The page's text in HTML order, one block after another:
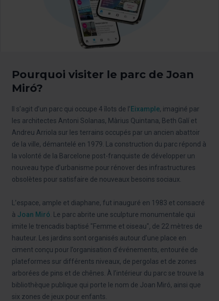
Pourquoi visiter le parc de Joan
Miró?
Il s’agit d’un parc qui occupe 4 îlots de l’ Eixample, imaginé par
les architectes Antoni Solanas, Màrius Quintana, Beth Galí et
Andreu Arriola sur les terrains occupés par un ancien abattoir
de la ville, démantelé en 1979. La construction du parc répond à
la volonté de la Barcelone post-franquiste de développer un
nouveau type d’urbanisme pour rénover des infrastructures
obsolètes pour satisfaire de nouveaux besoins sociaux.
L’espace, ample et diaphane, fut inauguré en 1983 et consacré
à Joan Miró . Le parc abrite une sculpture monumentale qui
imite le trencadis baptisé "Femme et oiseau" de 22 mètres de
hauteur. Les jardins sont organisés autour d’une place en
ciment conçu pour l’organisation d’événements, entourée de
plateformes sur différents niveaux, de pergolas et de zones
arborées de pins et de chênes. À l’intérieur du parc se trouve la
bibliothèque publique qui porte le nom de Joan Miró, ainsi que
six zones de jeux pour enfants.